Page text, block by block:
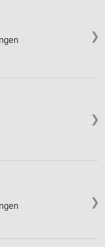
❯
❯
❯